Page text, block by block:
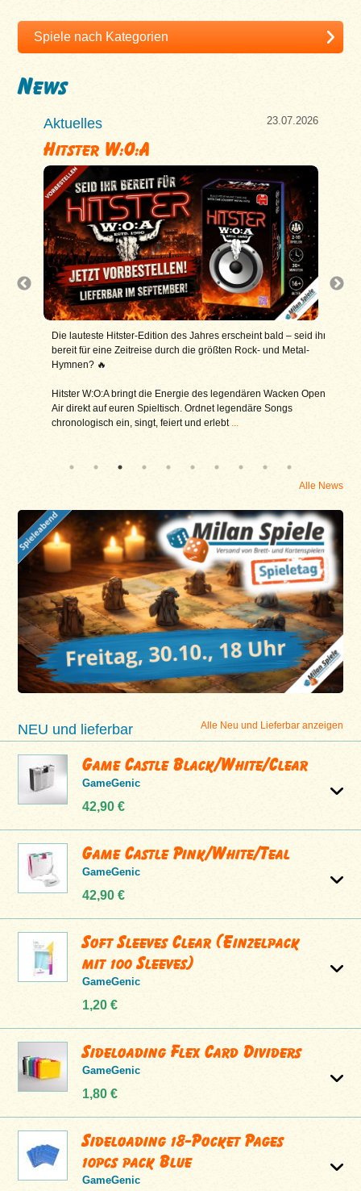
News
Aktuelles 23.07.2026
Hitster W:O:A
Die lauteste Hitster-Edition des Jahres erscheint bald – seid ihr
bereit für eine Zeitreise durch die größten Rock- und Metal-
Hymnen? 🔥
Hitster W:O:A bringt die Energie des legendären Wacken Open
Air direkt auf euren Spieltisch. Ordnet legendäre Songs
chronologisch ein, singt, feiert und erlebt
Alle News
Alle Neu und Lieferbar anzeigen
NEU und lieferbar
Game Castle Black/White/Clear
GameGenic
42,90 €
Game Castle Pink/White/Teal
GameGenic
42,90 €
Soft Sleeves Clear (Einzelpack
mit 100 Sleeves)
GameGenic
1,20 €
Sideloading Flex Card Dividers
GameGenic
1,80 €
Sideloading 18-Pocket Pages
10pcs pack Blue
GameGenic